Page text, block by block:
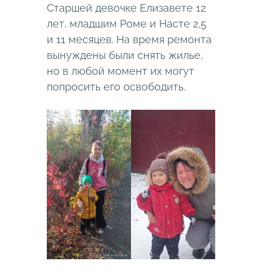
Старшей девочке Елизавете 12
лет, младшим Роме и Насте 2,5
и 11 месяцев. На время ремонта
вынуждены были снять жилье,
но в любой момент их могут
попросить его освободить.